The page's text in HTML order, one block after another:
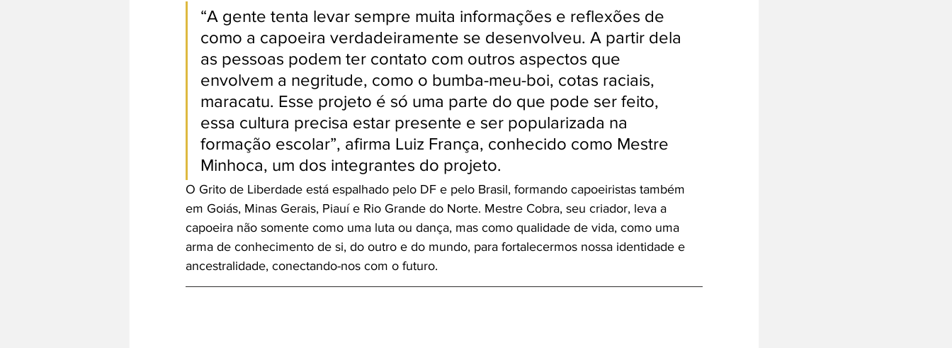
“A gente tenta levar sempre muita informações e reflexões de
como a capoeira verdadeiramente se desenvolveu. A partir dela
as pessoas podem ter contato com outros aspectos que
envolvem a negritude, como o bumba-meu-boi, cotas raciais,
maracatu. Esse projeto é só uma parte do que pode ser feito,
essa cultura precisa estar presente e ser popularizada na
formação escolar”, afirma Luiz França, conhecido como Mestre
Minhoca, um dos integrantes do projeto.
O Grito de Liberdade está espalhado pelo DF e pelo Brasil, formando capoeiristas também
em Goiás, Minas Gerais, Piauí e Rio Grande do Norte. Mestre Cobra, seu criador, leva a
capoeira não somente como uma luta ou dança, mas como qualidade de vida, como uma
arma de conhecimento de si, do outro e do mundo, para fortalecermos nossa identidade e
ancestralidade, conectando-nos com o futuro.